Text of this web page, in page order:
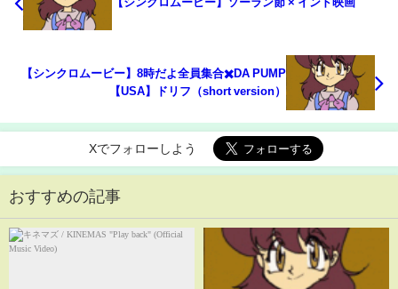
【シンクロムービー】8時だよ全員集合✖️DA PUMP
【USA】ドリフ（short version）
Xでフォローしよう
おすすめの記事